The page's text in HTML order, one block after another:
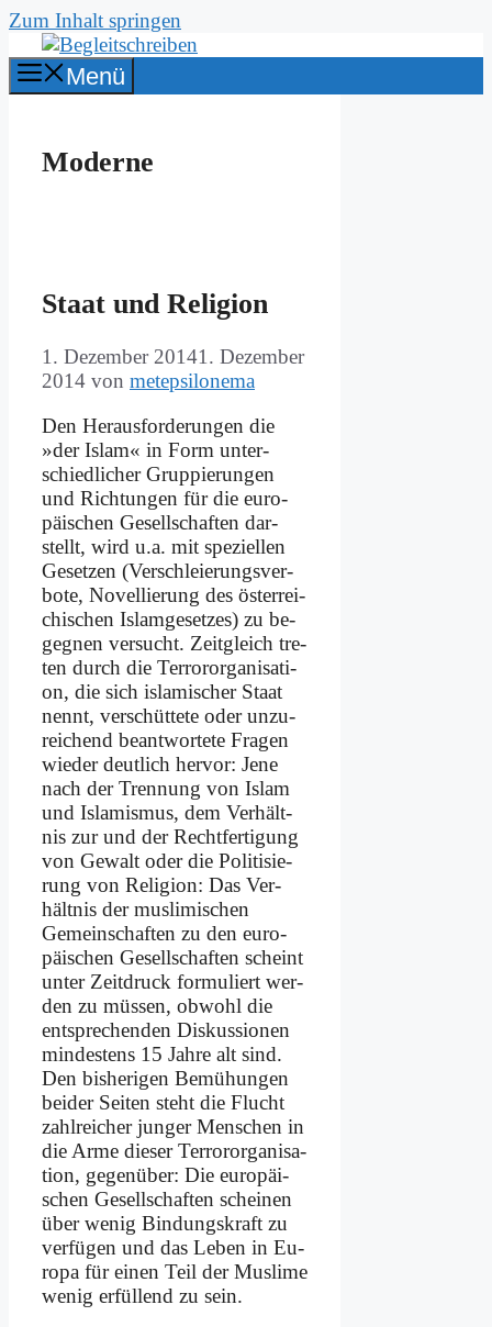
Zum Inhalt springen
Menü
Moderne
Staat und Re­li­gi­on
1. Dezember 20141. Dezember
2014 von metepsilonema
Den Her­aus­for­de­run­gen die
»der Is­lam« in Form un­ter­
schied­li­cher Grup­pie­run­gen
und Rich­tun­gen für die eu­ro­
päi­schen Ge­sell­schaf­ten dar­
stellt, wird u.a. mit spe­zi­el­len
Ge­set­zen (Ver­schleie­rungs­ver­
bo­te, No­vel­lie­rung des öster­rei­
chi­schen Is­lam­ge­set­zes) zu be­
geg­nen ver­sucht. Zeit­gleich tre­
ten durch die Ter­ror­or­ga­ni­sa­ti­
on, die sich is­la­mi­scher Staat
nennt, ver­schüt­te­te oder un­zu­
rei­chend be­ant­wor­te­te Fra­gen
wie­der deut­lich her­vor: Je­ne
nach der Tren­nung von Is­lam
und Is­la­mis­mus, dem Ver­hält­
nis zur und der Recht­fer­ti­gung
von Ge­walt oder die Po­li­ti­sie­
rung von Re­li­gi­on: Das Ver­
hält­nis der mus­li­mi­schen
Gemein­schaften zu den eu­ro­
päi­schen Ge­sell­schaf­ten scheint
un­ter Zeit­druck for­mu­liert wer­
den zu müs­sen, ob­wohl die
ent­spre­chen­den Dis­kus­sio­nen
min­de­stens 15 Jah­re alt sind.
Den bis­he­ri­gen Be­mü­hun­gen
bei­der Sei­ten steht die Flucht
zahl­rei­cher jun­ger Men­schen in
die Ar­me die­ser Ter­ror­or­ga­ni­sa­
ti­on, ge­gen­über: Die eu­ro­päi­
schen Ge­sell­schaf­ten schei­nen
über we­nig Bin­dungs­kraft zu
ver­fü­gen und das Le­ben in Eu­
ro­pa für ei­nen Teil der Mus­li­me
we­nig er­fül­lend zu sein.